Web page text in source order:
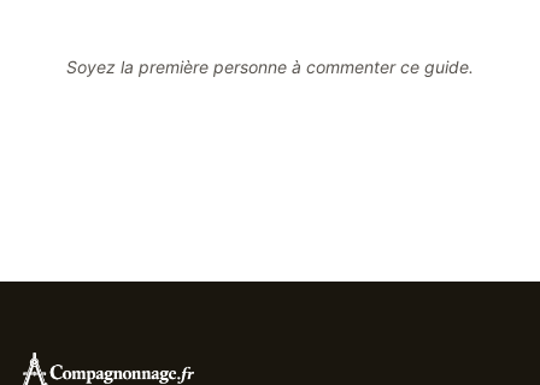
Soyez la première personne à commenter ce guide.